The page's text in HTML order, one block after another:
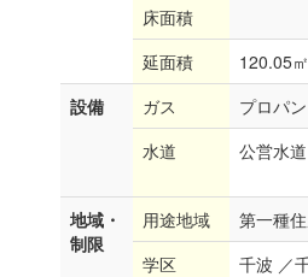
床面積
延面積
120.05
設備
ガス
プロパン
水道
公営水道
地域・
制限
用途地域
第一種
学区
千波 ／